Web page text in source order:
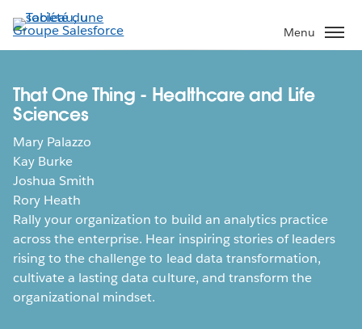
Aller
au
contenu
Menu
That One Thing - Healthcare and Life
Sciences
Mary Palazzo
Kay Burke
Joshua Smith
Rory Heath
Rally your organization to build an analytics practice
across the enterprise. Hear inspiring stories of leaders
rising to the challenge to lead data transformation,
cultivate a lasting data culture, and transform the
organizational mindset.